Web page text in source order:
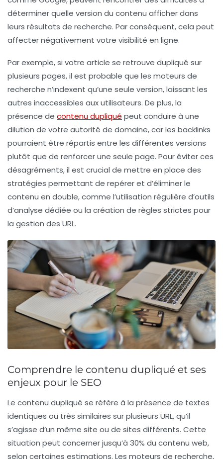
déterminer quelle version du contenu afficher dans
leurs résultats de recherche. Par conséquent, cela peut
affecter négativement votre visibilité en ligne.
Par exemple, si votre article se retrouve dupliqué sur
plusieurs pages, il est probable que les moteurs de
recherche n’indexent qu’une seule version, laissant les
autres inaccessibles aux utilisateurs. De plus, la
présence de contenu dupliqué peut conduire à une
dilution de votre autorité de domaine, car les backlinks
pourraient être répartis entre les différentes versions
plutôt que de renforcer une seule page. Pour éviter ces
désagréments, il est crucial de mettre en place des
stratégies permettant de repéreret d’éliminerle
contenu en double, comme l’utilisation régulière d’outils
d’analyse dédiée ou la création de règles strictes pour
la gestion des URL.
Comprendre le contenu dupliqué et ses
enjeux pour le SEO
Le contenu dupliqué se réfère à la présence de textes
identiques ou très similaires sur plusieurs URL, qu’il
s’agisse d’un même site ou de sites différents. Cette
situation peut concerner jusqu’à 30% du contenu web,
selon certaines estimations. Les moteurs de recherche,